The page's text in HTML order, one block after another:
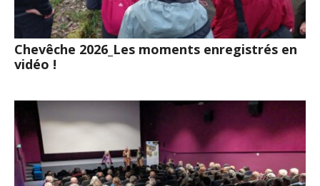
Chevêche 2026_Les moments enregistrés en
vidéo !